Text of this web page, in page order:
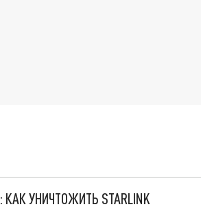
УНИЧТОЖИТЬ STARLINK